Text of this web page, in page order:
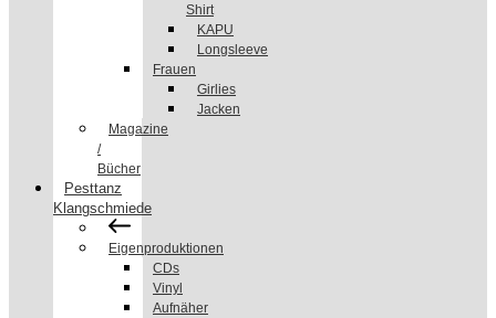
Shirt
KAPU
Longsleeve
Frauen
Girlies
Jacken
Magazine
/
Bücher
Pesttanz
Klangschmiede
Eigenproduktionen
CDs
Vinyl
Aufnäher